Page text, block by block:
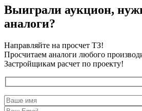
Выиграли аукцион,
аналоги?
Направляйте на просчет ТЗ!
Просчитаем аналоги любого
Застройщикам расчет по проекту!